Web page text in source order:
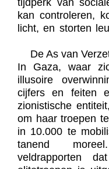
tijdperk van
kan controleren,
licht, en storten
De As van
In Gaza, waar
illusoire
cijfers en feiten
zionistische
om haar troepen
in 10.000 te
tanend
veldrapporten